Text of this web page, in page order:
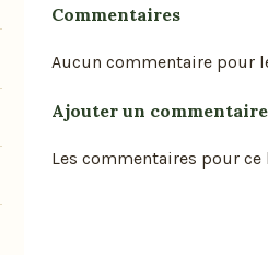
Commentaires
Aucun commentaire pour
Ajouter un commentaire
Les commentaires pour